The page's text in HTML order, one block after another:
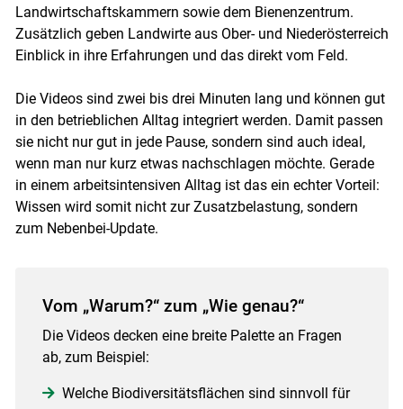
Skip to main content
Landwirtschaftskammern sowie dem Bienenzentrum.
Zusätzlich geben Landwirte aus Ober- und Niederösterreich
Einblick in ihre Erfahrungen und das direkt vom Feld.
Die Videos sind zwei bis drei Minuten lang und können gut
in den betrieblichen Alltag integriert werden. Damit passen
sie nicht nur gut in jede Pause, sondern sind auch ideal,
wenn man nur kurz etwas nachschlagen möchte. Gerade
in einem arbeitsintensiven Alltag ist das ein echter Vorteil:
Wissen wird somit nicht zur Zusatzbelastung, sondern
zum Nebenbei-Update.
Vom „Warum?“ zum „Wie genau?“
Die Videos decken eine breite Palette an Fragen
ab, zum Beispiel:
Welche Biodiversitätsflächen sind sinnvoll für